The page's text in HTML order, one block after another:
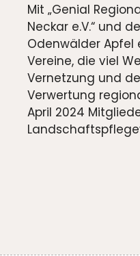
Mit „Genial
Neckar e.V.“ und
Odenwälder Apfel
Vereine, die viel
Vernetzung und
Verwertung
April 2024